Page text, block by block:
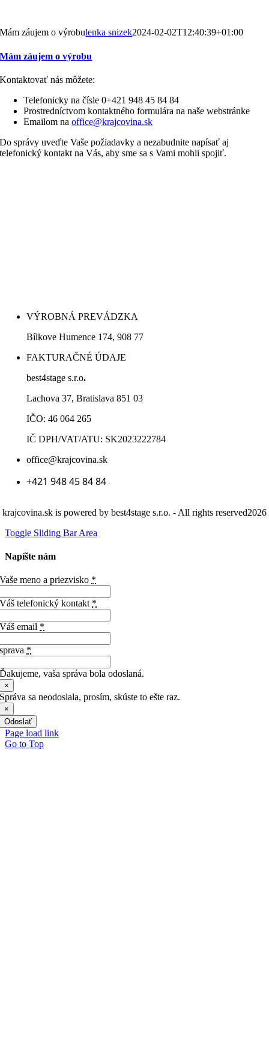
Mám záujem o výrobulenka snizek2024-02-02T12:40:39+01:00
Mám záujem o výrobu
Kontaktovať nás môžete:
Telefonicky na čísle 0+421 948 45 84 84
Prostredníctvom kontaktného formulára na naše webstránke
Emailom naoffice@krajcovina.sk
Do správy uveďte Vaše požiadavky a nezabudnite napísať aj
telefonický kontakt na Vás, aby sme sa s Vami mohli spojiť.
VÝROBNÁ PREVÁDZKA
Bílkove Humence 174, 908 77
FAKTURAČNÉ ÚDAJE
best4stage s.r.o.
Lachova 37, Bratislava 851 03
IČO: 46 064 265
IČ DPH/VAT/ATU: SK2023222784
office@krajcovina.sk
+421 948 45 84 84
krajcovina.sk is powered by best4stage s.r.o. - All rights reserved2026
Toggle Sliding Bar Area
Napíšte nám
Vaše meno a priezvisko *
Váš telefonický kontakt *
Váš email *
sprava *
Ďakujeme, vaša správa bola odoslaná.
×
Správa sa neodoslala, prosím, skúste to ešte raz.
×
Odoslať
Page load link
Go to Top